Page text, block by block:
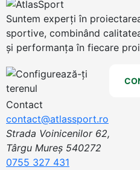
Suntem experți în
sportive, combinând
și performanța în fiecare
Contact
contact@atlassport.ro
Strada Voinicenilor 62,
Târgu Mureș 540272
0755 327 431